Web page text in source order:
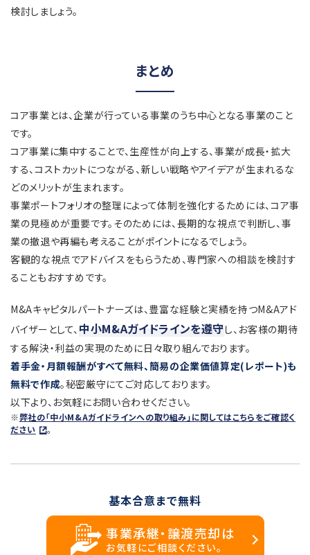
検討しましょう。
まとめ
コア事業とは、企業が行っている事業のうち中心となる事業のこと
です。
コア事業に集中することで、生産性が向上する、事業が成長・拡大
する、コストカットにつながる、新しい戦略やアイデアが生まれるな
どのメリットが生まれます。
事業ポートフォリオの整理によって体制を強化するためには、コア事
業の見極めが重要です。そのためには、長期的な視点で判断し、事
業の撤退や再編も考えることがポイントになるでしょう。
客観的な視点でアドバイスをもらうため、専門家への相談を検討す
ることもおすすめです。
M&Aキャピタルパートナーズは、豊富な経験と実績を持つM&Aアド
バイザーとして、 中小M&Aガイドラインを遵守し、お客様の期待
する解決・利益の実現のために日々取り組んでおります。
着手金・月額報酬がすべて無料、簡易の企業価値算定(レポート)も
無料で作成。秘密厳守にてご対応しております。
以下より、お気軽にお問い合わせください。
※弊社の「中小M&Aガイドラインへの取り組み」に関してはこちらをご確認く
ださい
。
基本合意まで無料
事業承継・譲渡売却は
お気軽にご相談ください。